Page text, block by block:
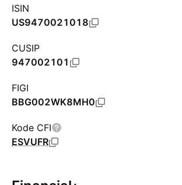
ISIN
US9470021018
CUSIP
947002101
FIGI
BBG002WK8MH0
Kode CFI
ESVUFR